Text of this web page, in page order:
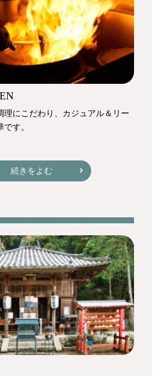
理にこだわり、カジュアル＆リー
す。
続きをよむ